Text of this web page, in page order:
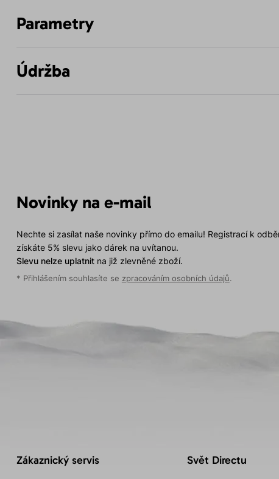
Parametry
Údržba
Novinky na e-mail
Nechte si zasílat naše novinky přímo do emailu! Registrací k
získáte 5% slevu jako dárek na uvítanou.
Slevu nelze uplatnitna již zlevněné zboží.
* Přihlášením souhlasíte se zpracováním osobních údajů.
Zákaznický servis Svět Directu